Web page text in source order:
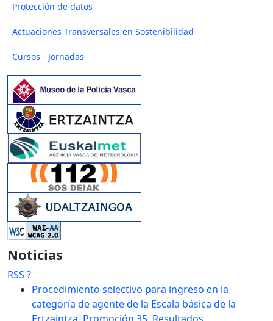
Protección de datos
Actuaciones Transversales en Sostenibilidad
Cursos - Jornadas
Noticias
RSS ?
Procedimiento selectivo para ingreso en la
categoría de agente de la Escala básica de la